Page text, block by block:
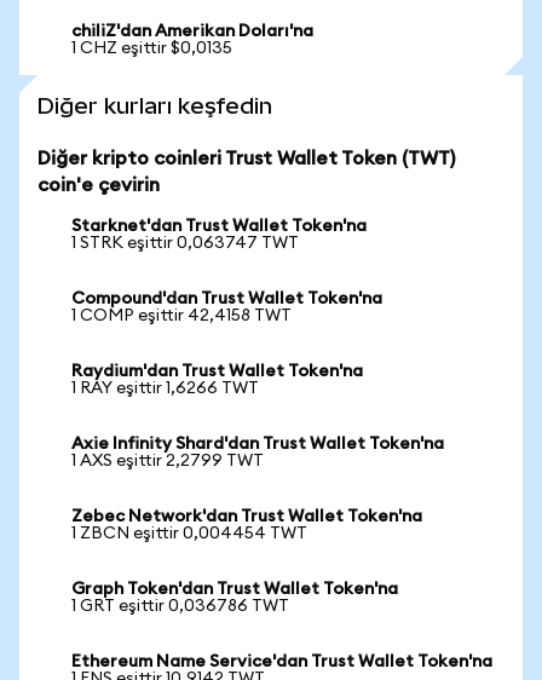
chiliZ'dan Amerikan Doları'na
1 CHZ eşittir $0,0135
Diğer kurları keşfedin
Diğer kripto coinleri Trust Wallet Token (TWT)
coin'e çevirin
Starknet'dan Trust Wallet Token'na
1 STRK eşittir 0,063747 TWT
Compound'dan Trust Wallet Token'na
1 COMP eşittir 42,4158 TWT
Raydium'dan Trust Wallet Token'na
1 RAY eşittir 1,6266 TWT
Axie Infinity Shard'dan Trust Wallet Token'na
1 AXS eşittir 2,2799 TWT
Zebec Network'dan Trust Wallet Token'na
1 ZBCN eşittir 0,004454 TWT
Graph Token'dan Trust Wallet Token'na
1 GRT eşittir 0,036786 TWT
Ethereum Name Service'dan Trust Wallet Token'na